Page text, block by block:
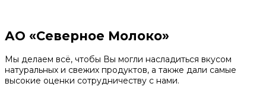
АО «Северное Молоко»
Мы делаем всё, чтобы Вы могли насладиться вкусом
натуральных и свежих продуктов, а также дали самые
высокие оценки сотрудничеству с нами.